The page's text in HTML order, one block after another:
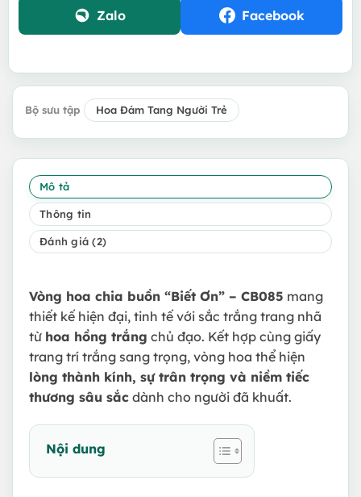
Zalo Facebook
Bộ sưu tập Hoa Đám Tang Người Trẻ
Mô tả
Thông tin
Đánh giá (2)
Vòng hoa chia buồn “Biết Ơn” – CB085 mang
thiết kế hiện đại, tinh tế với sắc trắng trang nhã
từ hoa hồng trắng chủ đạo. Kết hợp cùng giấy
trang trí trắng sang trọng, vòng hoa thể hiện
lòng thành kính, sự trân trọng và niềm tiếc
thương sâu sắc dành cho người đã khuất.
Nội dung